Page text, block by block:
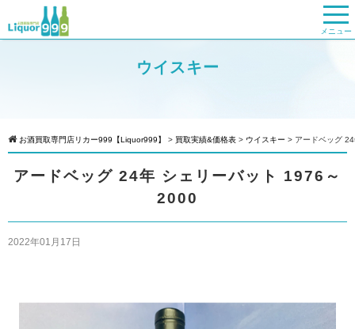
メニュー
ウイスキー
お酒買取専門店リカー999【Liquor999】 > 買取実績&価格表 > ウイスキー > アードベッグ
アードベッグ 24年 シェリーバット 1976～
2000
2022年01月17日